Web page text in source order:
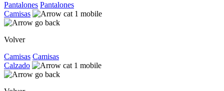
Pantalones Pantalones
Camisas
Volver
Camisas Camisas
Calzado